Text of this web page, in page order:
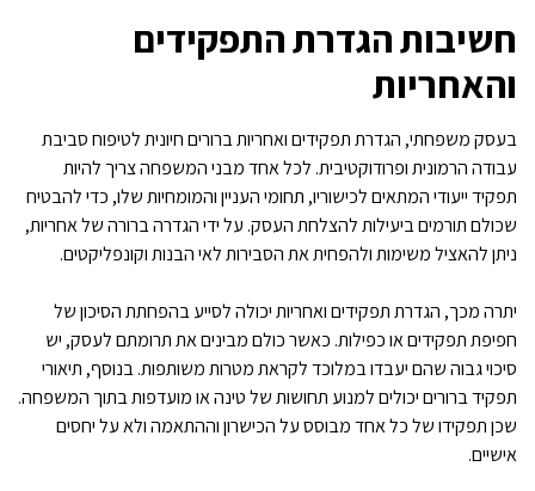
חשיבות הגדרת התפקידים
והאחריות
בעסק משפחתי, הגדרת תפקידים ואחריות ברורים חיונית לטיפוח סביבת
עבודה הרמונית ופרודוקטיבית. לכל אחד מבני המשפחה צריך להיות
תפקיד ייעודי המתאים לכישוריו, תחומי העניין והמומחיות שלו, כדי להבטיח
שכולם תורמים ביעילות להצלחת העסק. על ידי הגדרה ברורה של אחריות,
ניתן להאציל משימות ולהפחית את הסבירות לאי הבנות וקונפליקטים.
יתרה מכך, הגדרת תפקידים ואחריות יכולה לסייע בהפחתת הסיכון של
חפיפת תפקידים או כפילות. כאשר כולם מבינים את תרומתם לעסק, יש
סיכוי גבוה שהם יעבדו במלוכד לקראת מטרות משותפות. בנוסף, תיאורי
תפקיד ברורים יכולים למנוע תחושות של טינה או מועדפות בתוך המשפחה.
שכן תפקידו של כל אחד מבוסס על הכישרון וההתאמה ולא על יחסים
אישיים.